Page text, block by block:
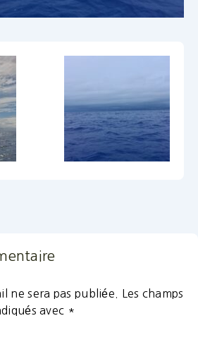
ne sera pas publiée.
Les champs
avec *